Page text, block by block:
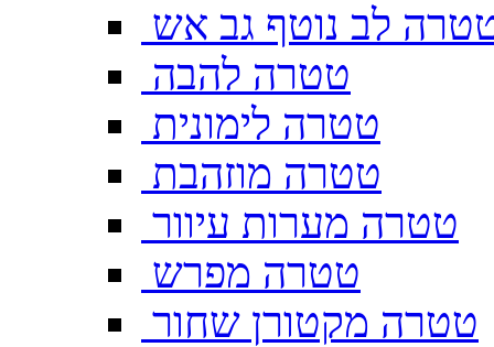
לב נוטף גב אש
טטרה להבה
טטרה לימונית
טטרה מוזהבת
טטרה מערות עיוור
טטרה מפרש
טטרה מקטורן שחור